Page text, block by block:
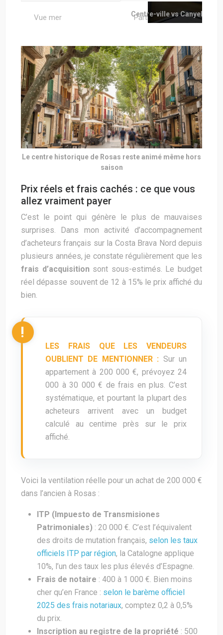
Centre-ville vs Canyelles
Le centre historique de Rosas reste animé même hors
saison
Prix réels et frais cachés : ce que vous
allez vraiment payer
C’est le point qui génère le plus de mauvaises
surprises. Dans mon activité d’accompagnement
d’acheteurs français sur la Costa Brava Nord depuis
plusieurs années, je constate régulièrement que les
frais d’acquisitionsont sous-estimés. Le budget
réel dépasse souvent de 12 à 15% le prix affiché du
bien.
LES FRAIS QUE LES VENDEURS
OUBLIENT DE MENTIONNER : Sur un
appartement à 200 000 €, prévoyez 24
000 à 30 000 € de frais en plus. C’est
systématique, et pourtant la plupart des
acheteurs arrivent avec un budget
calculé au centime près sur le prix
affiché.
Voici la ventilation réelle pour un achat de 200 000 €
dans l’ancien à Rosas :
ITP (Impuesto de Transmisiones
Patrimoniales) : 20 000 €. C’est l’équivalent
des droits de mutation français, selon les taux
officiels ITP par région, la Catalogne applique
10%, l’un des taux les plus élevés d’Espagne.
Frais de notaire : 400 à 1 000 €. Bien moins
cher qu’en France : selon le barème officiel
2025 des frais notariaux, comptez 0,2 à 0,5%
du prix.
Inscription au registre de la propriété : 500